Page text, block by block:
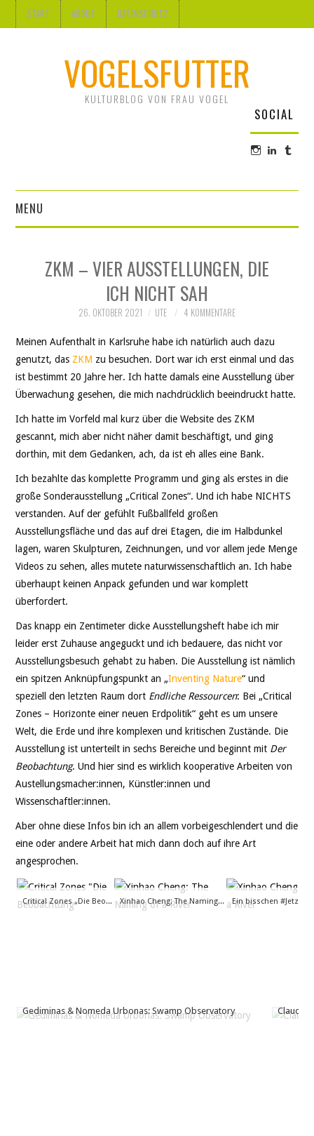
START ABOUT DATENSCHUTZ
VOGELSFUTTER
KULTURBLOG VON FRAU VOGEL
SOCIAL
Profil
Instagram
Profil
aufauf
MENU
KUNST
SOCIAL WEB
LEBEN
DATENSCHUTZ
ZKM – VIER AUSSTELLUNGEN, DIE
ICH NICHT SAH
26. OKTOBER 2021 UTE 4 KOMMENTARE
Meinen Aufenthalt in Karlsruhe habe ich natürlich auch dazu
genutzt, das ZKM zu besuchen. Dort war ich erst einmal und das
ist bestimmt 20 Jahre her. Ich hatte damals eine Ausstellung über
Überwachung gesehen, die mich nachdrücklich beeindruckt hatte.
Ich hatte im Vorfeld mal kurz über die Website des ZKM
gescannt, mich aber nicht näher damit beschäftigt, und ging
dorthin, mit dem Gedanken, ach, da ist eh alles eine Bank.
Ich bezahlte das komplette Programm und ging als erstes in die
große Sonderausstellung „Critical Zones“. Und ich habe NICHTS
verstanden. Auf der gefühlt Fußballfeld großen
Ausstellungsfläche und das auf drei Etagen, die im Halbdunkel
lagen, waren Skulpturen, Zeichnungen, und vor allem jede Menge
Videos zu sehen, alles mutete naturwissenschaftlich an. Ich habe
überhaupt keinen Anpack gefunden und war komplett
überfordert.
Das knapp ein Zentimeter dicke Ausstellungsheft habe ich mir
leider erst Zuhause angeguckt und ich bedauere, das nicht vor
Ausstellungsbesuch gehabt zu haben. Die Ausstellung ist nämlich
ein spitzen Anknüpfungspunkt an „Inventing Nature“ und
speziell den letzten Raum dort Endliche Ressourcen: Bei „Critical
Zones – Horizonte einer neuen Erdpolitik“ geht es um unsere
Welt, die Erde und ihre komplexen und kritischen Zustände. Die
Ausstellung ist unterteilt in sechs Bereiche und beginnt mit Der
Beobachtung. Und hier sind es wirklich kooperative Arbeiten von
Austellungsmacher:innen, Künstler:innen und
Wissenschaftler:innen.
Aber ohne diese Infos bin ich an allem vorbeigeschlendert und die
eine oder andere Arbeit hat mich dann doch auf ihre Art
angesprochen.
Critical Zones „Die Beobachtung“ Xinhao Cheng: The Naming of a River
Gediminas & Nomeda Urbonas: Swamp Observatory Claudia